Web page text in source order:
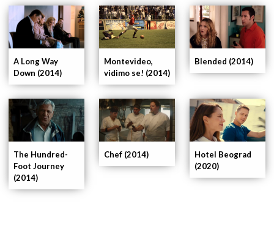
Hotel Beograd
(2020)
Chef (2014)
The Hundred-
Foot Journey
(2014)
Blended (2014)
Montevideo,
vidimo se! (2014)
A Long Way
Down (2014)